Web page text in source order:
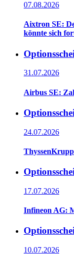
07.08.2026
Aixtron SE:
könnte sich
31.07.2026
Airbus SE:
24.07.2026
17.07.2026
Infineon AG:
10.07.2026